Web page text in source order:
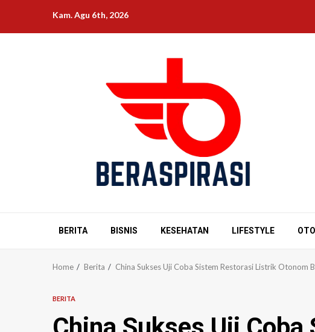
content
Kam. Agu 6th, 2026
BERITA BISNIS KESEHATAN LIFESTYLE
Home Berita China Sukses Uji Coba Sistem Restorasi Listrik Otonom
BERITA